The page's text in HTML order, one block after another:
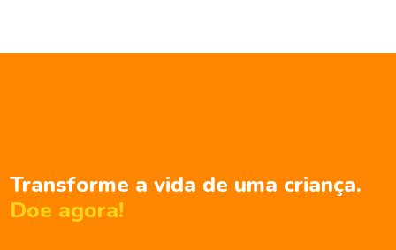
Transforme a vida de uma criança.
Doe agora!